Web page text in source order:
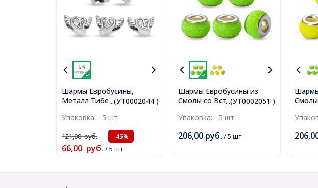
...(УТ0002044 )
Шармы Евробусины,
Металл Тибетского Стиля,
Серебро, Размер:
12х17х8мм, Отв-е 5мм,
(УТ0002044)
Упаковка: 5 шт
121,00руб. -45%
66,00 руб. / 5 шт
...(УТ0002051 )
Шармы Евробусины из
Смолы со Вставкой из
Эффектом Страз, Рондель,
Отверстие 4.5мм,
Упаковка: 5 шт
206,00 руб. / 5 шт